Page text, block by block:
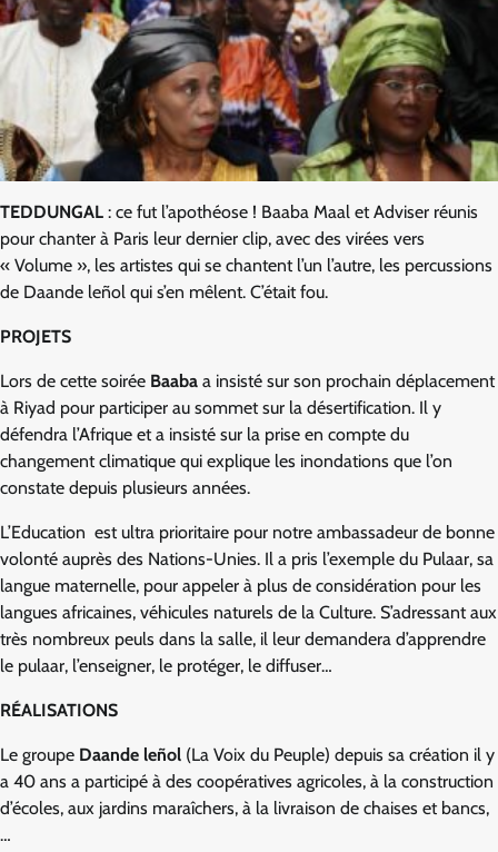
TEDDUNGAL : ce fut l’apothéose ! Baaba Maal et Adviser réunis
pour chanter à Paris leur dernier clip, avec des virées vers
« Volume », les artistes qui se chantent l’un l’autre, les percussions
de Daande leñol qui s’en mêlent. C’était fou.
PROJETS
Lors de cette soirée Baaba a insisté sur son prochain déplacement
à Riyad pour participer au sommet sur la désertification. Il y
défendra l’Afrique et a insisté sur la prise en compte du
changement climatique qui explique les inondations que l’on
constate depuis plusieurs années.
L’Education est ultra prioritaire pour notre ambassadeur de bonne
volonté auprès des Nations-Unies. Il a pris l’exemple du Pulaar, sa
langue maternelle, pour appeler à plus de considération pour les
langues africaines, véhicules naturels de la Culture. S’adressant aux
très nombreux peuls dans la salle, il leur demandera d’apprendre
le pulaar, l’enseigner, le protéger, le diffuser…
RÉALISATIONS
Le groupe Daande leñol (La Voix du Peuple) depuis sa création il y
a 40 ans a participé à des coopératives agricoles, à la construction
d’écoles, aux jardins maraîchers, à la livraison de chaises et bancs,
…